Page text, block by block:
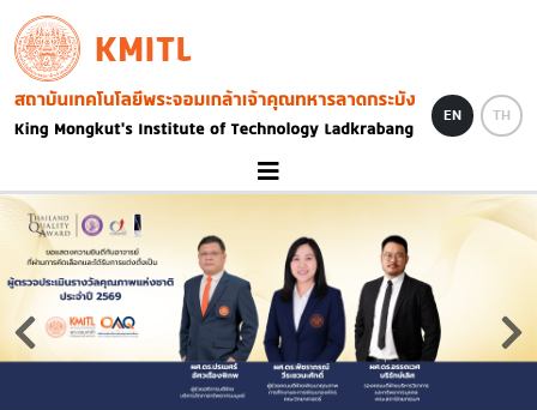
Skip to main content
KMITL
Image
EN TH